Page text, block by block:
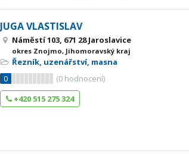
JUGA VLASTISLAV
Náměstí 103, 671 28 Jaroslavice
okres Znojmo, Jihomoravský kraj
Řezník, uzenářství, masna
0
(0 hodnocení)
+420 515 275 324